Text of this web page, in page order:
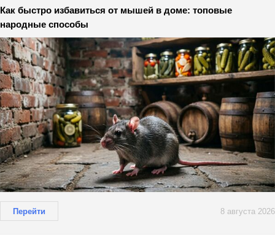
Как быстро избавиться от мышей в доме: топовые
народные способы
Перейти 8 августа 2026